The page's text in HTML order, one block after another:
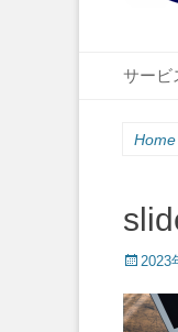
サービ
Home
Posted
2023